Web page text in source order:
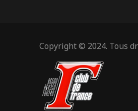
Copyright © 2024. Tous